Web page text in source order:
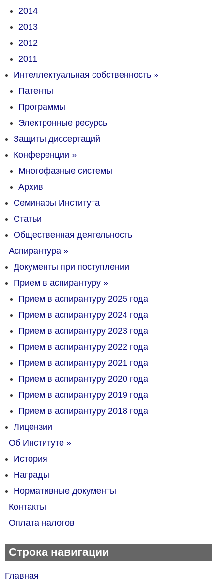
2014
2013
2012
2011
Интеллектуальная собственность »
Патенты
Программы
Электронные ресурсы
Защиты диссертаций
Конференции »
Многофазные системы
Архив
Семинары Института
Статьи
Общественная деятельность
Аспирантура »
Документы при поступлении
Прием в аспирантуру »
Прием в аспирантуру 2025 года
Прием в аспирантуру 2024 года
Прием в аспирантуру 2023 года
Прием в аспирантуру 2022 года
Прием в аспирантуру 2021 года
Прием в аспирантуру 2020 года
Прием в аспирантуру 2019 года
Прием в аспирантуру 2018 года
Лицензии
Об Институте »
История
Награды
Нормативные документы
Контакты
Оплата налогов
Строка навигации
Главная